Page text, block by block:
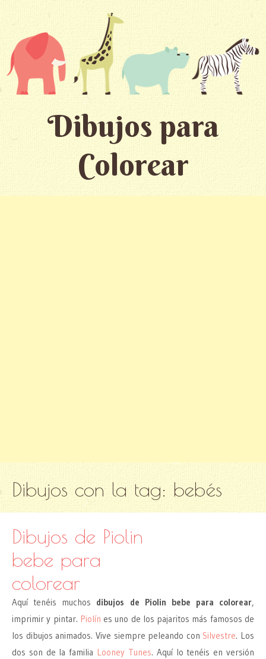
Dibujos para
Colorear
Dibujos con la tag: bebés
Dibujos de Piolin
bebe para
colorear
Aquí tenéis muchos dibujos de Piolin bebe para colorear,
imprimir y pintar. Piolín es uno de los pajaritos más famosos de
los dibujos animados. Vive siempre peleando con Silvestre. Los
dos son de la familia Looney Tunes. Aquí lo tenéis en versión